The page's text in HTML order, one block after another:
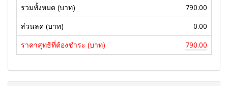
รวมทั้งหมด (บาท)
790.00
ส่วนลด (บาท)
0.00
ราคาสุทธิที่ต้องชำระ (บาท)
790.00